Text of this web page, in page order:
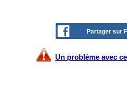
Partager sur
Un problème avec